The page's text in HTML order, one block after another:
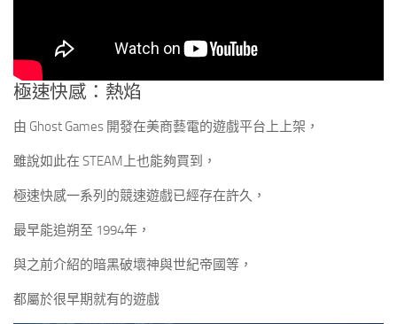
極速快感：熱焰
由 Ghost Games 開發在美商藝電的遊戲平台上上架，
雖說如此在 STEAM上也能夠買到，
極速快感一系列的競速遊戲已經存在許久，
最早能追朔至 1994年，
與之前介紹的暗黑破壞神與世紀帝國等，
都屬於很早期就有的遊戲